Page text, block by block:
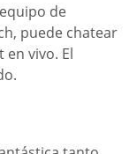
de
puede chatear
vivo. El